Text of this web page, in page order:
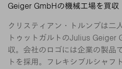
Geiger GmbHの機械工場を買収
クリスティアン・トルンプは二
トゥットガルトのJulius Geiger
収。会社のロゴには企業の製品
トを採用。フレキシブルシャフ